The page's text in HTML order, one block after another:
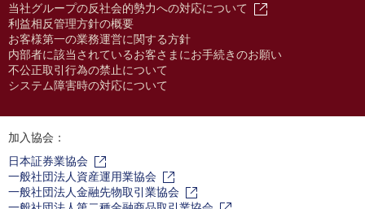
当社グループの反社会的勢力への対応について
利益相反管理方針の概要
お客様第一の業務運営に関する方針
内部者に該当されているお客さまにお手続きのお願い
不公正取引行為の禁止について
システム障害時の対応について
加入協会：
日本証券業協会
一般社団法人資産運用業協会
一般社団法人金融先物取引業協会